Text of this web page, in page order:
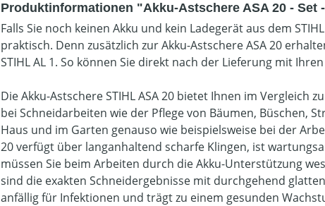
Produktinformationen "Akku-Astschere ASA 20 - Set
Falls Sie noch keinen Akku und kein Ladegerät aus dem
praktisch. Denn zusätzlich zur Akku-Astschere ASA 20
STIHL AL 1. So können Sie direkt nach der Lieferung mit
Die Akku-Astschere STIHL ASA 20 bietet Ihnen im
bei Schneidarbeiten wie der Pflege von Bäumen, Büschen,
Haus und im Garten genauso wie beispielsweise bei der
20 verfügt über langanhaltend scharfe Klingen, ist
müssen Sie beim Arbeiten durch die Akku-Unterstützung
sind die exakten Schneidergebnisse mit durchgehend
anfällig für Infektionen und trägt zu einem gesunden